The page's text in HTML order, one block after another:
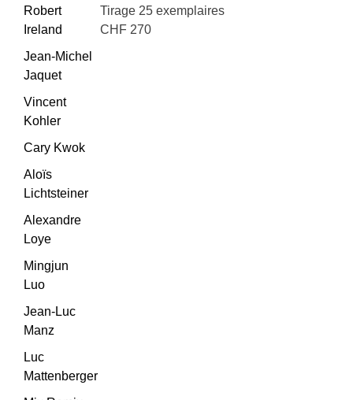
Tirage 25 exemplaires
CHF 270
Robert
Ireland
Jean-Michel
Jaquet
Vincent
Kohler
Cary Kwok
Aloïs
Lichtsteiner
Alexandre
Loye
Mingjun
Luo
Jean-Luc
Manz
Luc
Mattenberger